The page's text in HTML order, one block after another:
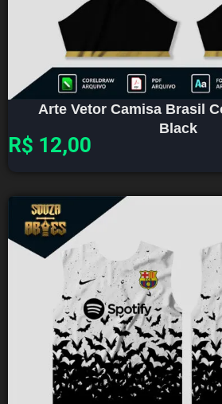
Arte Vetor Camisa Brasil
Black
R$ 12,00